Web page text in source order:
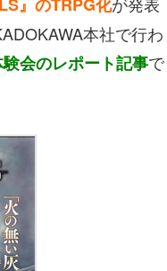
本社で行わ
会のレポート記事で